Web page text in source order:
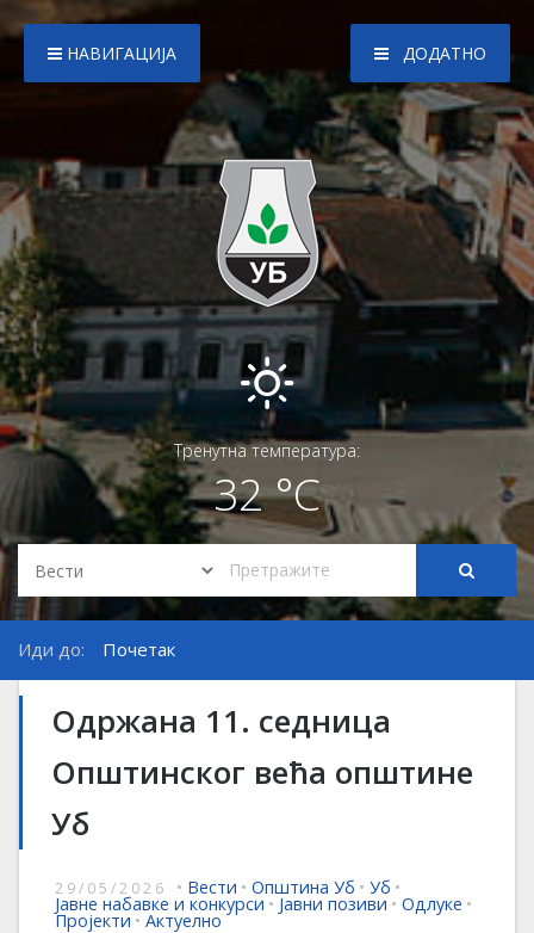
НАВИГАЦИЈА ДОДАТНО
Тренутна температура:
32 °C
Иди до: Почетак
Одржана 11. седница
Општинског већа општине
Уб
29/05/2026 • Вести • Општина Уб • Уб •
Јавне набавке и конкурси • Јавни позиви • Одлуке •
Пројекти • Актуелно